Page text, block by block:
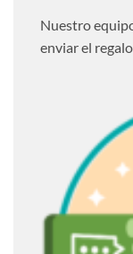
Nuestro
enviar el